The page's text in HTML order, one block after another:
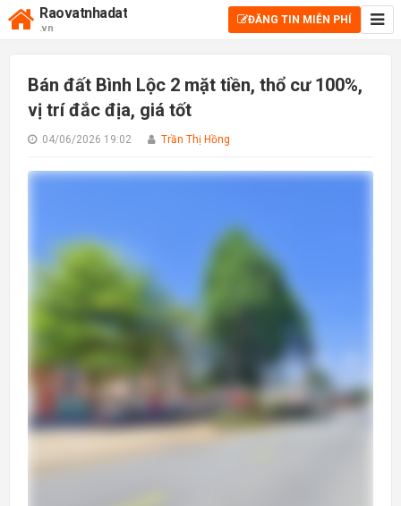
Raovatnhadat
.vn
ĐĂNG TIN MIỄN PHÍ
Bán đất Bình Lộc 2 mặt tiền, thổ cư 100%,
vị trí đắc địa, giá tốt
04/06/2026 19:02 Trần Thị Hồng